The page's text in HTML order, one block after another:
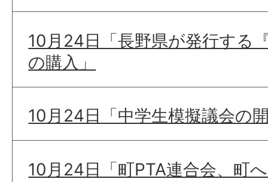
10月24日「長野県が発行する
の購入」
10月24日「中学生模擬議会の
10月24日「町PTA連合会、町